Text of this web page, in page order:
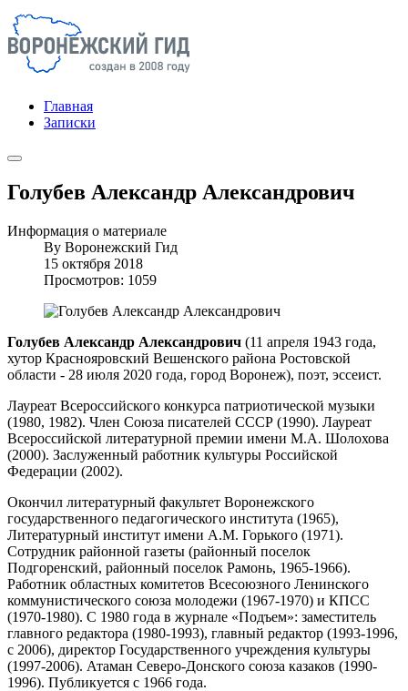
Главная
Записки
Голубев Александр Александрович
Информация о материале
By Воронежский Гид
15 октября 2018
Просмотров: 1059
Голубев Александр Александрович (11 апреля 1943 года,
хутор Краснояровский Вешенского района Ростовской
области - 28 июля 2020 года, город Воронеж), поэт, эссеист.
Лауреат Всероссийского конкурса патриотической музыки
(1980, 1982). Член Союза писателей СССР (1990). Лауреат
Всероссийской литературной премии имени М.А. Шолохова
(2000). Заслуженный работник культуры Российской
Федерации (2002).
Окончил литературный факультет Воронежского
государственного педагогического института (1965),
Литературный институт имени А.М. Горького (1971).
Сотрудник районной газеты (районный поселок
Подгоренский, районный поселок Рамонь, 1965-1966).
Работник областных комитетов Всесоюзного Ленинского
коммунистического союза молодежи (1967-1970) и КПСС
(1970-1980). С 1980 года в журнале «Подъем»: заместитель
главного редактора (1980-1993), главный редактор (1993-1996,
с 2006), директор Государственного учреждения культуры
(1997-2006). Атаман Северо-Донского союза казаков (1990-
1996). Публикуется с 1966 года.